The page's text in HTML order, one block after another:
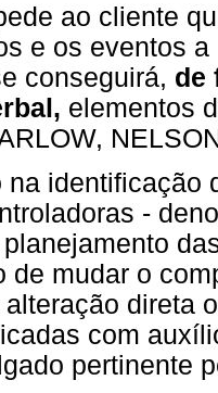
ao cliente
e os eventos
conseguirá, de
elementos
na identificação
-
de mudar o
direta
com
pertinente